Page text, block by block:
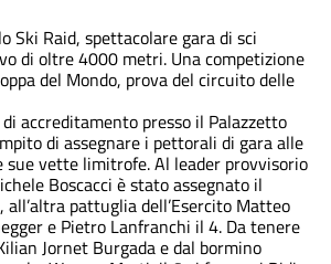
Ski Raid, spettacolare gara di sci
di oltre 4000 metri. Una competizione
del Mondo, prova del circuito delle
accreditamento presso il Palazzetto
di assegnare i pettorali di gara alle
sue vette limitrofe. Al leader provvisorio
Boscacci è stato assegnato il
pattuglia dell’Esercito Matteo
e Pietro Lanfranchi il 4. Da tenere
Jornet Burgada e dal bormino